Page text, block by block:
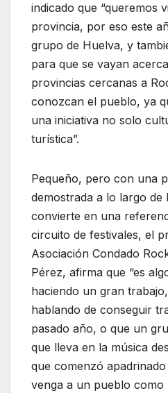
indicado que “queremos
provincia, por eso este
grupo de Huelva, y
para que se vayan
provincias cercanas a
conozcan el pueblo, ya
una iniciativa no solo
turística”.
Pequeño, pero con una
demostrada a lo largo de
convierte en una
circuito de festivales, el
Asociación Condado
Pérez, afirma que “es
haciendo un gran
hablando de conseguir
pasado año, o que un
que lleva en la música
que comenzó
venga a un pueblo como